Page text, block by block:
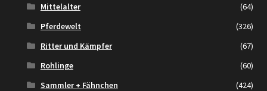
Mittelalter
(64)
Pferdewelt
(326)
Ritter und Kämpfer
(67)
Rohlinge
(60)
Sammler + Fähnchen
(424)